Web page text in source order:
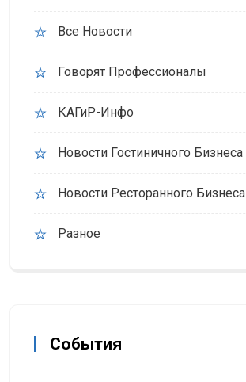
Все Новости
Говорят Профессионалы
КАГиР-Инфо
Новости Гостиничного Бизнеса
Новости Ресторанного Бизнеса
Разное
События